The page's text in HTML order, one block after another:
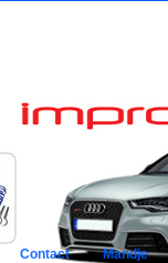
Contact Mandje